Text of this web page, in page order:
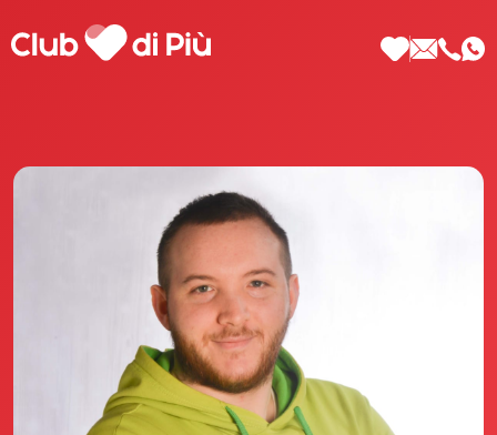
Scopri Club di Più
Le testimonianze Club di Più
La fondatrice Valeria Pilla
Annunci Donne